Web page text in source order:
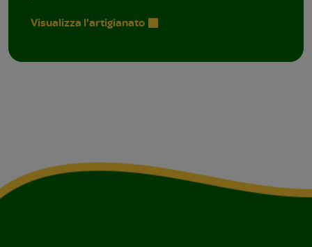
Visualizza l'artigianato